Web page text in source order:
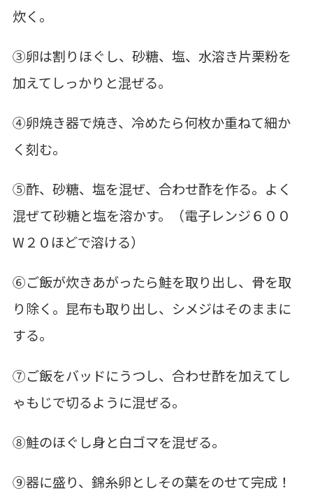
炊く。
③卵は割りほぐし、砂糖、塩、水溶き片栗粉を
加えてしっかりと混ぜる。
④卵焼き器で焼き、冷めたら何枚か重ねて細か
く刻む。
⑤酢、砂糖、塩を混ぜ、合わせ酢を作る。よく
混ぜて砂糖と塩を溶かす。（電子レンジ６００
W２０ほどで溶ける）
⑥ご飯が炊きあがったら鮭を取り出し、骨を取
り除く。昆布も取り出し、シメジはそのままに
する。
⑦ご飯をバッドにうつし、合わせ酢を加えてし
ゃもじで切るように混ぜる。
⑧鮭のほぐし身と白ゴマを混ぜる。
⑨器に盛り、錦糸卵としその葉をのせて完成！